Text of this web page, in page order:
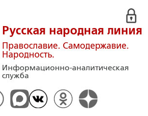
Русская народная линия
Православие. Самодержавие.
Народность.
Информационно-аналитическая
служба